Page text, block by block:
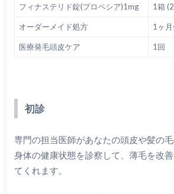
フィナステリド錠(プロペシア)1mg 1箱
オーダーメイド処方 1ヶ月
医療発毛頭皮ケア 1回
初診
専門の担当医師があなたの頭皮や髪の
身体の健康状態を診察して、薄毛を改
てくれます。